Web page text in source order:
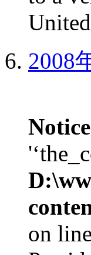
2008
Notice
on line